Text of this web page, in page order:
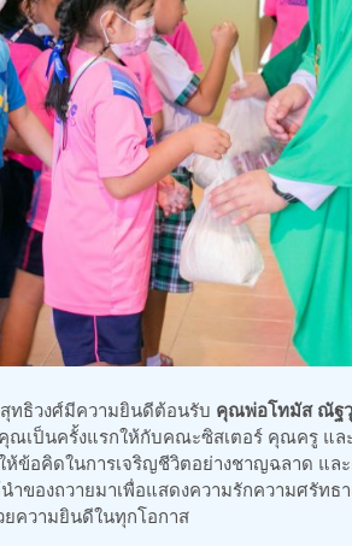
ทธิวงศ์มีความยินดีต้อนรับ คุณพ่อโทมัส ณัฐ
ณเป็นครั้งแรกให้กับคณะซิสเตอร์ คุณครู แล
อคิดในการเจริญชีวิตอย่างชาญฉลาด และ
ำของถวายมาเพื่อแสดงความรักความศรัท
ความยินดีในทุกโอกาส